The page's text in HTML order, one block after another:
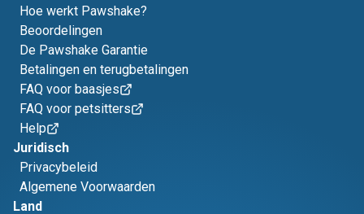
Hoe werkt Pawshake?
Beoordelingen
De Pawshake Garantie
Betalingen en terugbetalingen
FAQ voor baasjes
FAQ voor petsitters
Help
Juridisch
Privacybeleid
Algemene Voorwaarden
Land